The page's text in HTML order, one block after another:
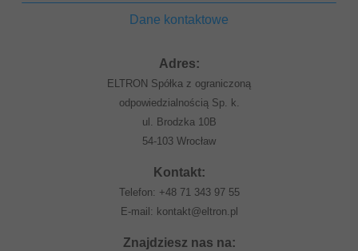
Dane kontaktowe
Adres:
ELTRON Spółka z ograniczoną
odpowiedzialnością Sp. k.
ul. Brodzka 10B
54-103 Wrocław
Kontakt:
Telefon: +48 71 343 97 55
E-mail: kontakt@eltron.pl
Znajdziesz nas na: